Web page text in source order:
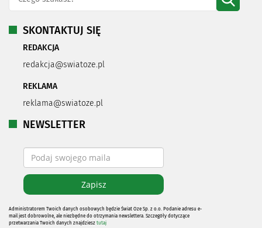
SKONTAKTUJ SIĘ
REDAKCJA
redakcja@swiatoze.pl
REKLAMA
reklama@swiatoze.pl
NEWSLETTER
Administratorem Twoich danych osobowych będzie Świat Oze Sp. z o.o. Podanie adresu e-
mail jest dobrowolne, ale niezbędne do otrzymania newslettera. Szczegóły dotyczące
przetwarzania Twoich danych znajdziesz tutaj